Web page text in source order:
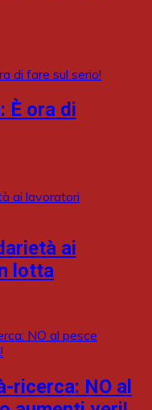
È ora di
ai
lotta
ricerca: NO al